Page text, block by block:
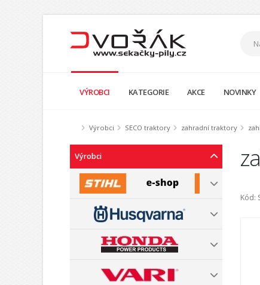
VÝROBCI KATEGORIE AKCE NOVINKY
Výrobci SECO traktory zahradní traktory
Výrobci
Kód: